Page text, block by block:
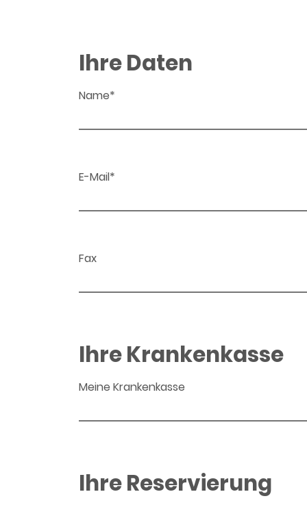
Ihre Daten
Name*
E-Mail*
Fax
Ihre Krankenkasse
Meine Krankenkasse
Ihre Reservierung